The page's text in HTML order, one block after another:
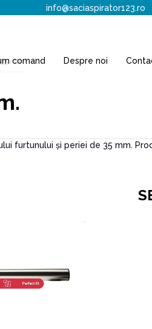
info@saciaspirator123.ro
comand Despre noi
mm.
furtunului și periei de 35 mm.